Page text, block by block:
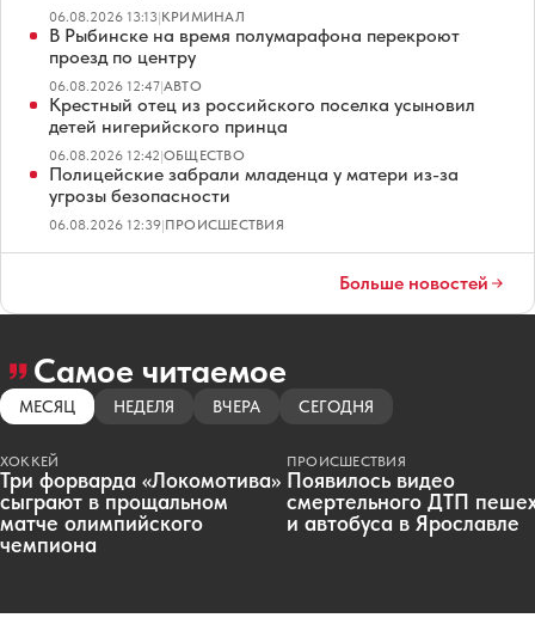
06.08.2026 13:13|КРИМИНАЛ
В Рыбинске на время полумарафона перекроют
проезд по центру
06.08.2026 12:47|АВТО
Крестный отец из российского поселка усыновил
детей нигерийского принца
06.08.2026 12:42|ОБЩЕСТВО
Полицейские забрали младенца у матери из-за
угрозы безопасности
06.08.2026 12:39|ПРОИСШЕСТВИЯ
Больше новостей
Самое читаемое
МЕСЯЦ НЕДЕЛЯ ВЧЕРА СЕГОДНЯ
ХОККЕЙ
Три форварда «Локомотива»
сыграют в прощальном
матче олимпийского
чемпиона
ПРОИСШЕСТВИЯ
Появилось видео
смертельного ДТП
и автобуса в Ярославле